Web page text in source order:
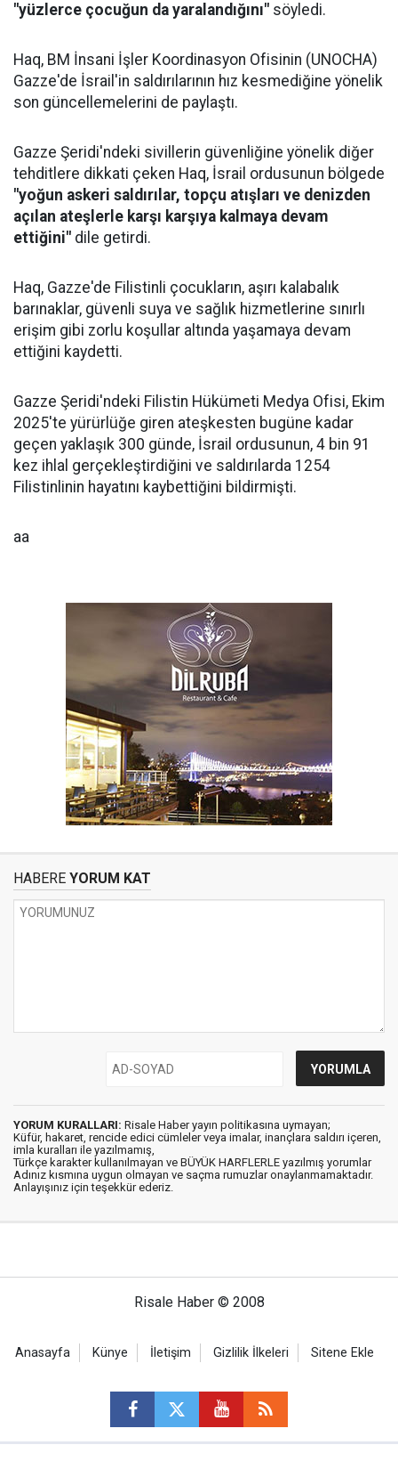
"yüzlerce çocuğun da yaralandığını" söyledi.
Haq, BM İnsani İşler Koordinasyon Ofisinin (UNOCHA)
Gazze'de İsrail'in saldırılarının hız kesmediğine yönelik
son güncellemelerini de paylaştı.
Gazze Şeridi'ndeki sivillerin güvenliğine yönelik diğer
tehditlere dikkati çeken Haq, İsrail ordusunun bölgede
"yoğun askeri saldırılar, topçu atışları ve denizden
açılan ateşlerle karşı karşıya kalmaya devam
ettiğini" dile getirdi.
Haq, Gazze'de Filistinli çocukların, aşırı kalabalık
barınaklar, güvenli suya ve sağlık hizmetlerine sınırlı
erişim gibi zorlu koşullar altında yaşamaya devam
ettiğini kaydetti.
Gazze Şeridi'ndeki Filistin Hükümeti Medya Ofisi, Ekim
2025'te yürürlüğe giren ateşkesten bugüne kadar
geçen yaklaşık 300 günde, İsrail ordusunun, 4 bin 91
kez ihlal gerçekleştirdiğini ve saldırılarda 1254
Filistinlinin hayatını kaybettiğini bildirmişti.
aa
HABERE YORUM KAT
YORUM KURALLARI: Risale Haber yayın politikasına uymayan;
Küfür, hakaret, rencide edici cümleler veya imalar, inançlara saldırı içeren,
imla kuralları ile yazılmamış,
Türkçe karakter kullanılmayan ve BÜYÜK HARFLERLE yazılmış yorumlar
Adınız kısmına uygun olmayan ve saçma rumuzlar onaylanmamaktadır.
Anlayışınız için teşekkür ederiz.
Risale Haber © 2008
Anasayfa Künye İletişim Gizlilik İlkeleri Sitene Ekle